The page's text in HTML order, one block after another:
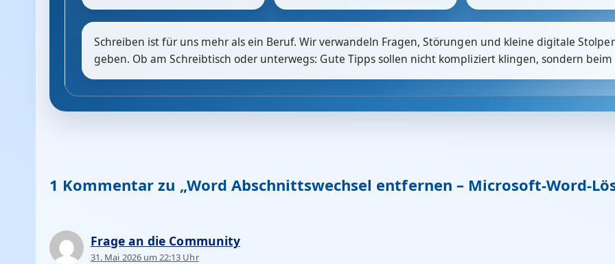
Schreiben ist für uns mehr als ein Beruf. Wir verwandeln Fragen, Störungen und kleine digitale
geben. Ob am Schreibtisch oder unterwegs: Gute Tipps sollen nicht kompliziert klingen, sondern
1 Kommentar zu „Word Abschnittswechsel entfernen – Microsoft-Word-
Frage an die Community
31. Mai 2026 um 22:13 Uhr